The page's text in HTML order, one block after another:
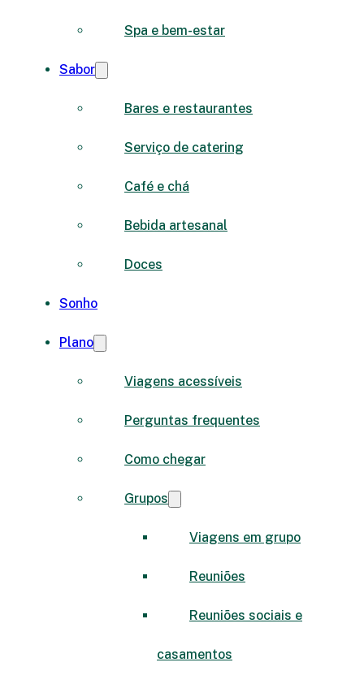
Spa e bem-estar
Sabor
Bares e restaurantes
Serviço de catering
Café e chá
Bebida artesanal
Doces
Sonho
Plano
Viagens acessíveis
Perguntas frequentes
Como chegar
Grupos
Viagens em grupo
Reuniões
Reuniões sociais e
casamentos